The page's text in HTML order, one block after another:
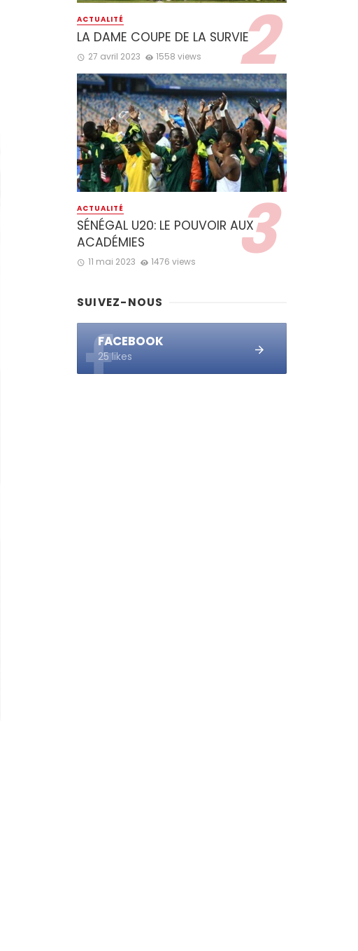
ACTUALITÉ
LA DAME COUPE DE LA SURVIE
27 avril 2023 1558 views
ACTUALITÉ
SÉNÉGAL U20: LE POUVOIR AUX
ACADÉMIES
11 mai 2023 1476 views
SUIVEZ-NOUS
FACEBOOK
25 likes